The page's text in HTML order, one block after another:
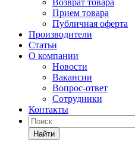
Возврат товара
Прием товара
Публичная оферта
Производители
Статьи
О компании
Новости
Вакансии
Вопрос-ответ
Сотрудники
Контакты
Найти